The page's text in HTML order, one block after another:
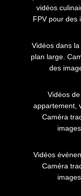
vidéos
FPV pour des
Vidéos dans
plan large.
des
Vidéos
appartement,
Caméra
Vidéos
Caméra